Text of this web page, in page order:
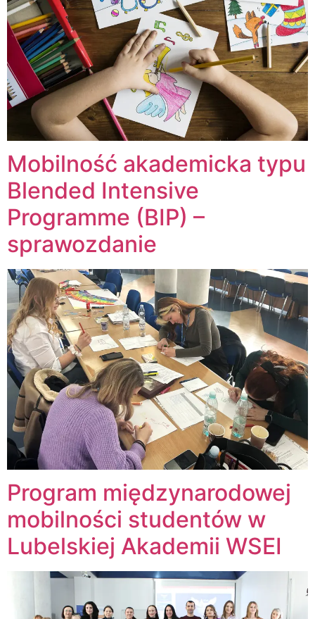
Mobilność akademicka typu
Blended Intensive
Programme (BIP) –
sprawozdanie
Program międzynarodowej
mobilności studentów w
Lubelskiej Akademii WSEI